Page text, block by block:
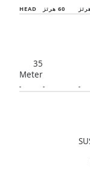
60 هرتز HEAD
Meter
-
-
-